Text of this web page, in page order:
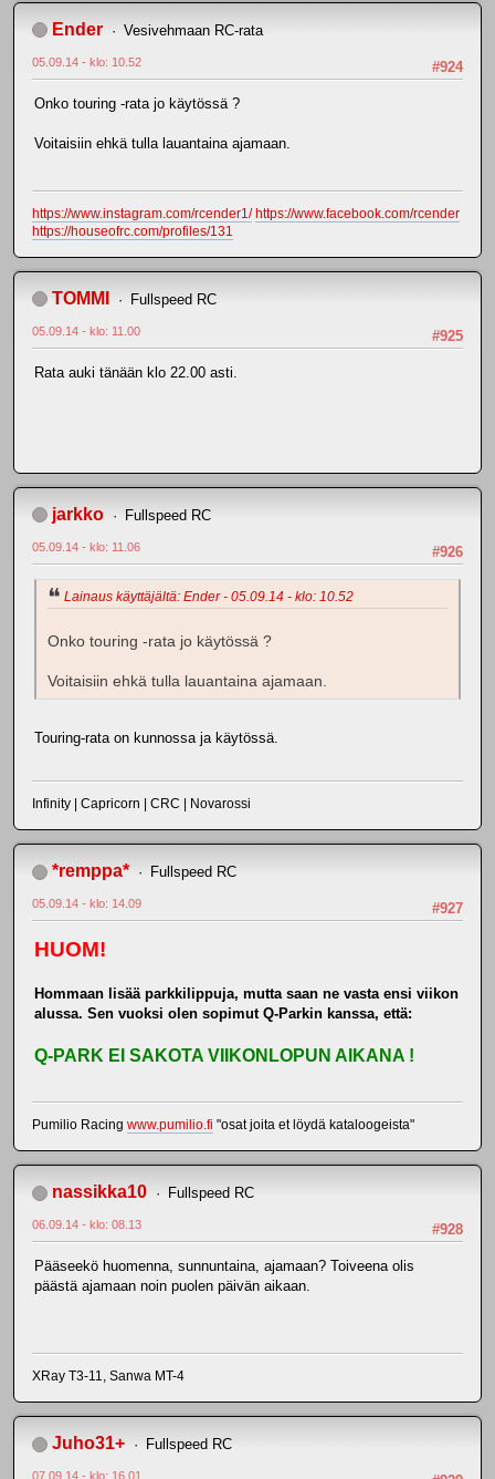
Ender Vesivehmaan RC-rata
#924
05.09.14 - klo: 10.52
Onko touring -rata jo käytössä ?
Voitaisiin ehkä tulla lauantaina ajamaan.
https://www.instagram.com/rcender1/ https://www.facebook.com/rcender
https://houseofrc.com/profiles/131
TOMMI Fullspeed RC
#925
05.09.14 - klo: 11.00
Rata auki tänään klo 22.00 asti.
jarkko Fullspeed RC
#926
05.09.14 - klo: 11.06
Lainaus käyttäjältä: Ender - 05.09.14 - klo: 10.52
Onko touring -rata jo käytössä ?
Voitaisiin ehkä tulla lauantaina ajamaan.
Touring-rata on kunnossa ja käytössä.
Infinity | Capricorn | CRC | Novarossi
*remppa* Fullspeed RC
#927
05.09.14 - klo: 14.09
HUOM!
Hommaan lisää parkkilippuja, mutta saan ne vasta ensi viikon
alussa. Sen vuoksi olen sopimut Q-Parkin kanssa, että:
Q-PARK EI SAKOTA VIIKONLOPUN AIKANA !
Pumilio Racing www.pumilio.fi "osat joita et löydä kataloogeista"
nassikka10 Fullspeed RC
#928
06.09.14 - klo: 08.13
Pääseekö huomenna, sunnuntaina, ajamaan? Toiveena olis
päästä ajamaan noin puolen päivän aikaan.
XRay T3-11, Sanwa MT-4
Juho31+ Fullspeed RC
07.09.14 - klo: 16.01